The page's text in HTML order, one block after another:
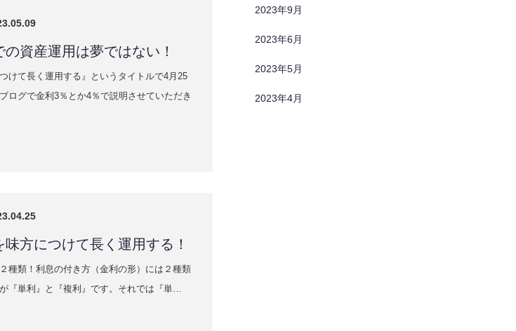
資産運用は夢ではない！
つけて長く運用する』というタイトルで4月25
ログで金利3％とか4％で説明させていただき
味方につけて長く運用する！
種類！利息の付き方（金利の形）には２種類
『単利』と『複利』です。それでは『単…
2023年9月
2023年6月
2023年5月
2023年4月